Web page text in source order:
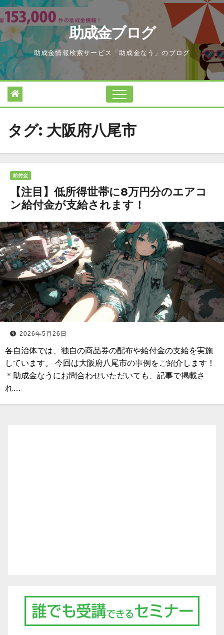
Skip
to
content
助成金ブログ
助成金情報検索サービス「助成金なう」のブログ
タグ: 大阪府八尾市
給付金
【注目】低所得世帯に8万円分のエアコ
ン給付金が支給されます！
2026年5月26日
各自治体では、独自の商品券の配布や給付金の支給を実施
しています。 今回は大阪府八尾市の事例をご紹介します！
＊助成金なうにお問合わせいただいても、記事で掲載さ
れ…